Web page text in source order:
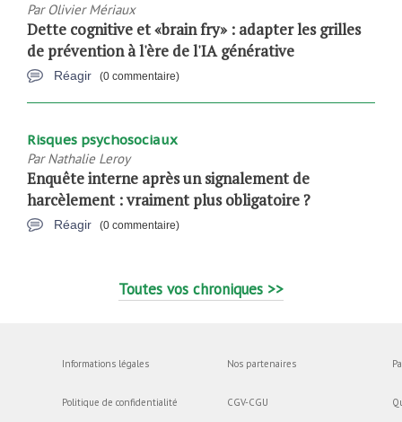
Par Olivier Mériaux
Dette cognitive et «brain fry» : adapter les grilles
de prévention à l'ère de l'IA générative
Réagir (0 commentaire)
Risques psychosociaux
ParNathalie Leroy
Enquête interne après un signalement de
harcèlement : vraiment plus obligatoire ?
Réagir (0 commentaire)
Toutes vos chroniques >>
Informations légales
Politique de confidentialité
Nos partenaires
CGV-CGU